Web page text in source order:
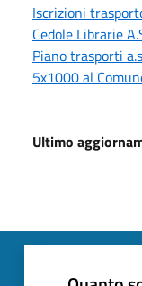
Iscrizioni
Cedole Librarie
Piano trasporti
5x1000 al
Ultimo